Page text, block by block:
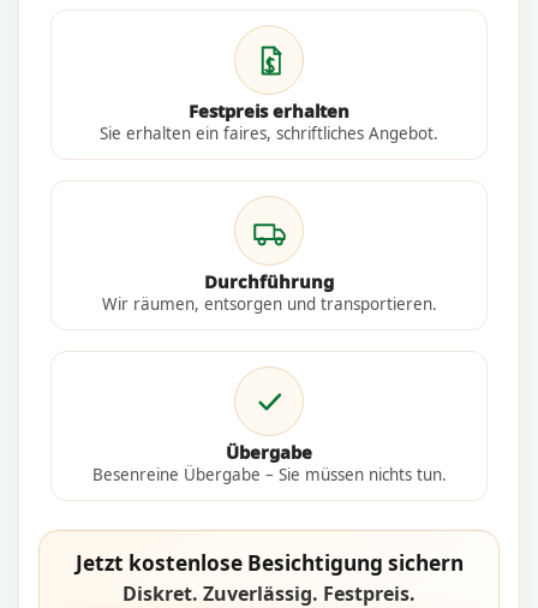
Festpreis erhalten
Sie erhalten ein faires, schriftliches Angebot.
Durchführung
Wir räumen, entsorgen und transportieren.
Übergabe
Besenreine Übergabe – Sie müssen nichts tun.
Jetzt kostenlose Besichtigung sichern
Diskret. Zuverlässig. Festpreis.